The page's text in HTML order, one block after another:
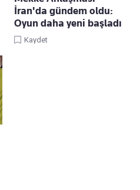
İran'da gündem oldu:
Oyun daha yeni başladı
Kaydet